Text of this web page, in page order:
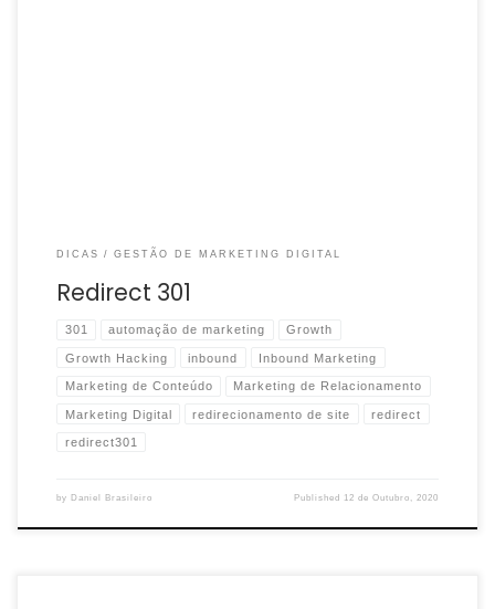
DICAS GESTÃO DE MARKETING DIGITAL
Redirect 301
301 automação de marketing Growth
Growth Hacking inbound Inbound Marketing
Marketing de Conteúdo Marketing de Relacionamento
Marketing Digital redirecionamento de site redirect
redirect301
by Daniel Brasileiro Published 12 de Outubro, 2020